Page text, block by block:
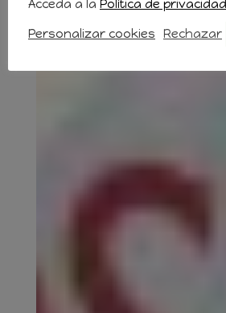
Acceda a la Política de privacidad
Personalizar cookies Rechazar